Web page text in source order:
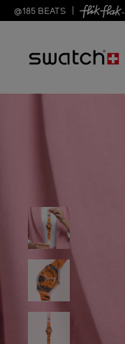
@185 BEATS